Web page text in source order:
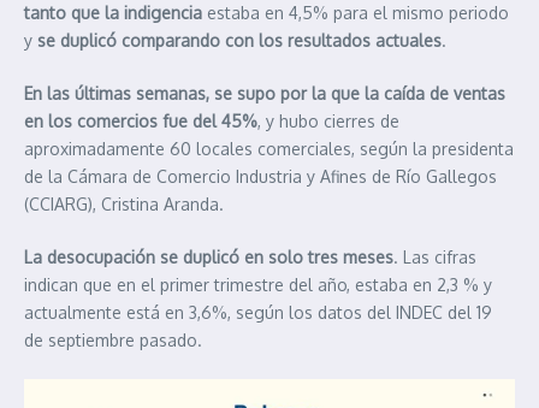
tanto que la indigencia estaba en 4,5% para el mismo periodo
y se duplicó comparando con los resultados actuales.
En las últimas semanas, se supo por la que la caída de ventas
en los comercios fue del 45%, y hubo cierres de
aproximadamente 60 locales comerciales, según la presidenta
de la Cámara de Comercio Industria y Afines de Río Gallegos
(CCIARG), Cristina Aranda.
La desocupación se duplicó en solo tres meses. Las cifras
indican que en el primer trimestre del año, estaba en 2,3 % y
actualmente está en 3,6%, según los datos del INDEC del 19
de septiembre pasado.